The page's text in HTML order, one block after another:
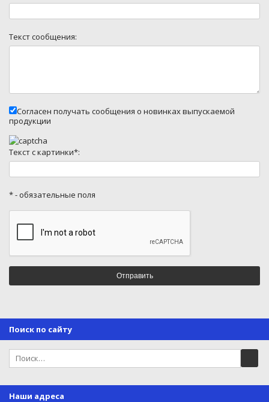
Текст сообщения:
Согласен получать сообщения о новинках выпускаемой
продукции
Текст с картинки*:
* - обязательные поля
Поиск по сайту
Наши адреса